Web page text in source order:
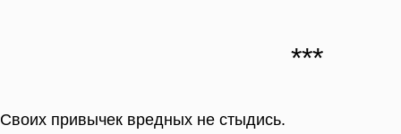
Своих привычек вредных не стыдись.